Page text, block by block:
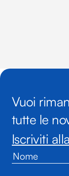
Vuoi
tutte le
Iscriviti